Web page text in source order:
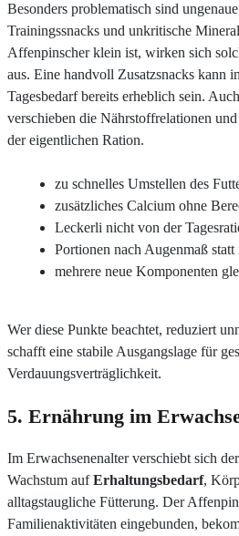
Besonders problematisch sind
Trainingssnacks und unkritische
Affenpinscher klein ist, wirken sich
aus. Eine handvoll Zusatzsnacks kann
Tagesbedarf bereits erheblich sein.
verschieben die Nährstoffrelationen
der eigentlichen Ration.
zu schnelles Umstellen des
zusätzliches Calcium ohne
Leckerli nicht von der
Portionen nach Augenmaß
mehrere neue Komponenten
Wer diese Punkte beachtet, reduziert
schafft eine stabile Ausgangslage für
Verdauungsverträglichkeit.
5. Ernährung im
Im Erwachsenenalter verschiebt sich
Wachstum aufErhaltungsbedarf,
alltagstaugliche Fütterung. Der
Familienaktivitäten eingebunden,